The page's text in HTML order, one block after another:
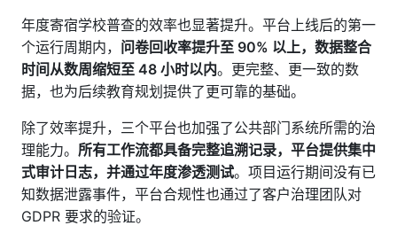
年度寄宿学校普查的效率也显著提升。平台上线后的第一
个运行周期内， 问卷回收率提升至 90% 以上，数据整合
时间从数周缩短至 48 小时以内。更完整、更一致的数
据，也为后续教育规划提供了更可靠的基础。
除了效率提升，三个平台也加强了公共部门系统所需的治
理能力。 所有工作流都具备完整追溯记录，平台提供集中
式审计日志，并通过年度渗透测试。项目运行期间没有已
知数据泄露事件，平台合规性也通过了客户治理团队对
GDPR 要求的验证。